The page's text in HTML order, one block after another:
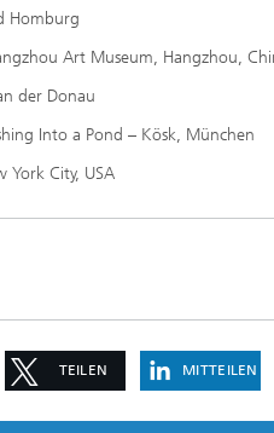
Homburg
Art Museum, Hangzhou,
der Donau
Into a Pond – Kösk, München
York City, USA
TEILEN MITTEILEN